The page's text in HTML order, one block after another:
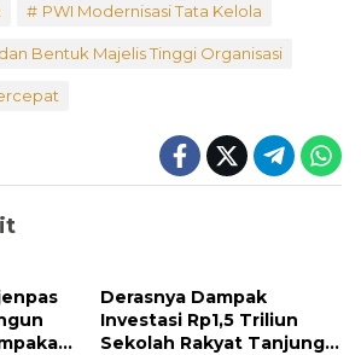
PWI Modernisasi Tata Kelola
Bentuk Majelis Tinggi Organisasi
Derasnya Dampak
Investasi Rp1,5 Triliun
Sekolah Rakyat Tanjung